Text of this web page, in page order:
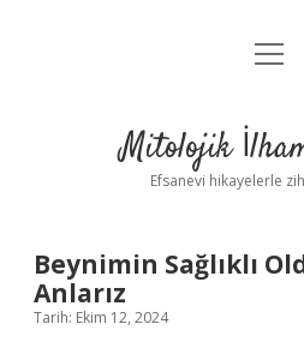
Anasayfa
Yasal
Mitolojik
Efsanevi hikayelerle
Beynimin Sağlıklı
Anlarız
Tarih: Ekim 12, 2024